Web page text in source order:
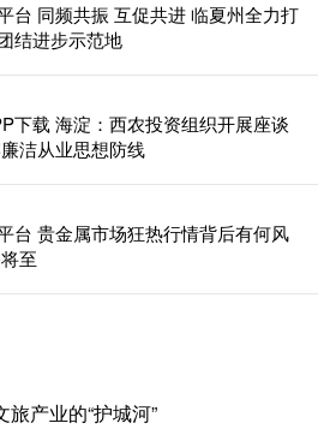
台 同频共振 互促共进 临夏州全力打
结进步示范地
下载 海淀：西农投资组织开展座谈
洁从业思想防线
台 贵金属市场狂热行情背后有何风
至
产业的“护城河”